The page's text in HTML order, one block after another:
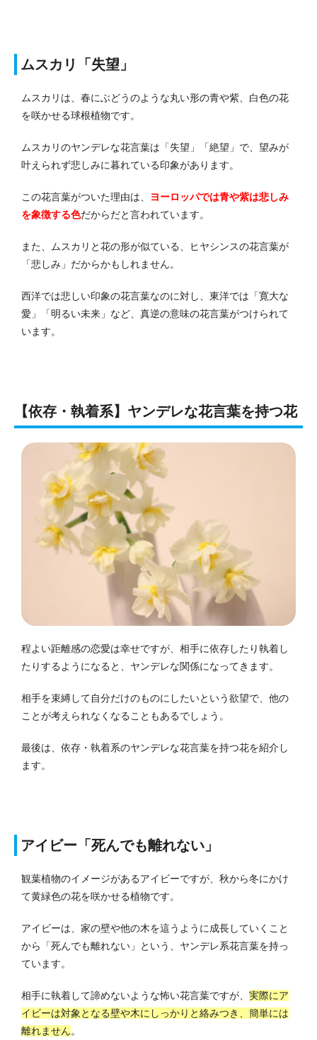
ムスカリ「失望」
ムスカリは、春にぶどうのような丸い形の青や紫、白色の花
を咲かせる球根植物です。
ムスカリのヤンデレな花言葉は「失望」「絶望」で、望みが
叶えられず悲しみに暮れている印象があります。
この花言葉がついた理由は、
ヨーロッパでは青や紫は悲しみ
を象徴する色だからだと言われています。
また、ムスカリと花の形が似ている、ヒヤシンスの花言葉が
「悲しみ」だからかもしれません。
西洋では悲しい印象の花言葉なのに対し、東洋では「寛大な
愛」「明るい未来」など、真逆の意味の花言葉がつけられて
います。
【依存・執着系】ヤンデレな花言葉を持つ花
程よい距離感の恋愛は幸せですが、相手に依存したり執着し
たりするようになると、ヤンデレな関係になってきます。
相手を束縛して自分だけのものにしたいという欲望で、他の
ことが考えられなくなることもあるでしょう。
最後は、依存・執着系のヤンデレな花言葉を持つ花を紹介し
ます。
アイビー「死んでも離れない」
観葉植物のイメージがあるアイビーですが、秋から冬にかけ
て黄緑色の花を咲かせる植物です。
アイビーは、家の壁や他の木を這うように成長していくこと
から「死んでも離れない」という、ヤンデレ系花言葉を持っ
ています。
相手に執着して諦めないような怖い花言葉ですが、 実際にア
イビーは対象となる壁や木にしっかりと絡みつき、簡単には
離れません。